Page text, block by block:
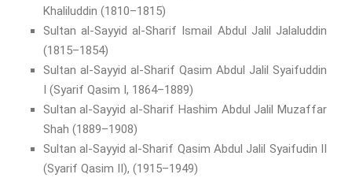
Khaliluddin (1810–1815)
Sultan al-Sayyid al-Sharif Ismail Abdul Jalil Jalaluddin
(1815–1854)
Sultan al-Sayyid al-Sharif Qasim Abdul Jalil Syaifuddin
I (Syarif Qasim I, 1864–1889)
Sultan al-Sayyid al-Sharif Hashim Abdul Jalil Muzaffar
Shah (1889–1908)
Sultan al-Sayyid al-Sharif Qasim Abdul Jalil Syaifudin II
(Syarif Qasim II), (1915–1949)